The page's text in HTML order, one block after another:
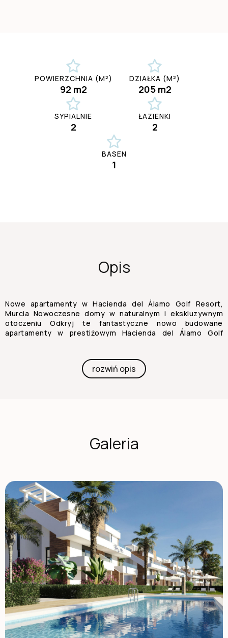
POWIERZCHNIA (M²)
92 m2
DZIAŁKA (M²)
205 m2
SYPIALNIE
2
ŁAZIENKI
2
BASEN
1
Opis
Nowe apartamenty w Hacienda del Álamo Golf Resort,
Murcia Nowoczesne domy w naturalnym i ekskluzywnym
otoczeniu Odkryj te fantastyczne nowo budowane
apartamenty w prestiżowym Hacienda del Álamo Golf
naturą i obdarzony uprzywilejowanym klimatem, kompleks
ten jest idealny dla osób poszukujących spokojnego stylu
życia bez rezygnacji z komfortu. Apartamenty z 2
oraz duże tarasy. Możesz wybrać pomiędzy: parterem z
prywatnym ogrodem Środkowe piętro z dużym tarasem
zaprojektowane tak, by zapewnić efektywność
energetyczną i dobre samopoczucie: stolarki zewnętrzne
z osłonami termicznymi i żaluzjami z silnikiem Gorąca woda
przez system aerotermalny Wstępna instalacja klimatyzacji
kanałowej Podnośnik w każdym bloku Miejsce parkingowe i
magazyn w zestawie Wspólny basen otoczony starannie
zaprojektowanymi ogrodami. Ośrodek z pełnymi usługami i
polem golfowym Hacienda del Álamo jest jednym z
najbardziej kompletnych kompleksów na Costa Cálida.
Posiada on: profesjonalne pole golfowe z 18 dołkami, hotel
z spa, supermarkety, restauracje i bary, korty sportowe i
tereny zielone, całodobową ochronę. Inwestycja odtwarza
atmosferę tradycyjnej śródziemnomorskiej wioski, z
cichymi uliczkami i starannie zaprojektowanym układem.
Strategiczne położenie Blisko wszystkiego
Międzynarodowe lotnisko w Murcji (Corvera): 20 km
rozwiń opis
Galeria